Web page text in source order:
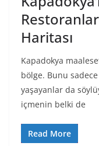
Haritası
Kapadokya
bölge. Bunu
yaşayanlar da
içmenin belki de
Read More